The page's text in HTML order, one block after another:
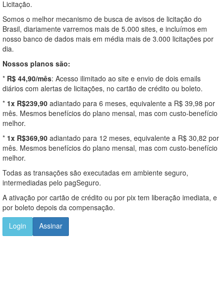
Licitação.
Somos o melhor mecanismo de busca de avisos de licitação do
Brasil, diariamente varremos mais de 5.000 sites, e incluímos em
nosso banco de dados mais em média mais de 3.000 licitações por
dia.
Nossos planos são:
* R$ 44,90/mês: Acesso ilimitado ao site e envio de dois emails
diários com alertas de licitações, no cartão de crédito ou boleto.
* 1x R$239,90 adiantado para 6 meses, equivalente a R$ 39,98 por
mês. Mesmos benefícios do plano mensal, mas com custo-benefício
melhor.
* 1x R$369,90 adiantado para 12 meses, equivalente a R$ 30,82 por
mês. Mesmos benefícios do plano mensal, mas com custo-benefício
melhor.
Todas as transações são executadas em ambiente seguro,
intermediadas pelo pagSeguro.
A ativação por cartão de crédito ou por pix tem liberação imediata, e
por boleto depois da compensação.
Login
Assinar